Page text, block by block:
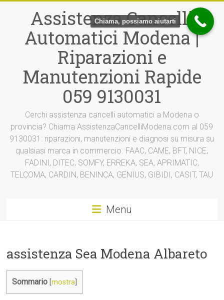
contenutoAssistenza Cancelli
Automatici Modena |
Riparazioni e
Manutenzioni Rapide
059 9130031
Cerchi assistenza cancelli automatici a Modena o
provincia? Chiama AssistenzaCancelliModena.com al 059
9130031: riparazioni, manutenzioni e diagnosi su misura su
qualsiasi marca in commercio. FAAC, CAME, BFT, NICE,
FADINI, DITEC, SOMFY, ERREKA, SEA, APRIMATIC,
TELCOMA, CARDIN, BENINCA, GENIUS, GIBIDI, CASIT, TAU
Menu
assistenza Sea Modena Albareto
Sommario [mostra
Chiama, possiamo aiutarti